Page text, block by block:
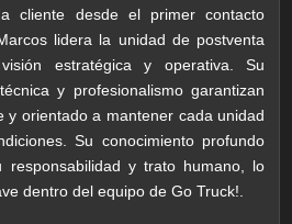
cliente desde el primer contacto
lidera la unidad de postventa
estratégica y operativa. Su
y profesionalismo garantizan
y orientado a mantener cada unidad
Su conocimiento profundo
y trato humano, lo
dentro del equipo de Go Truck!.